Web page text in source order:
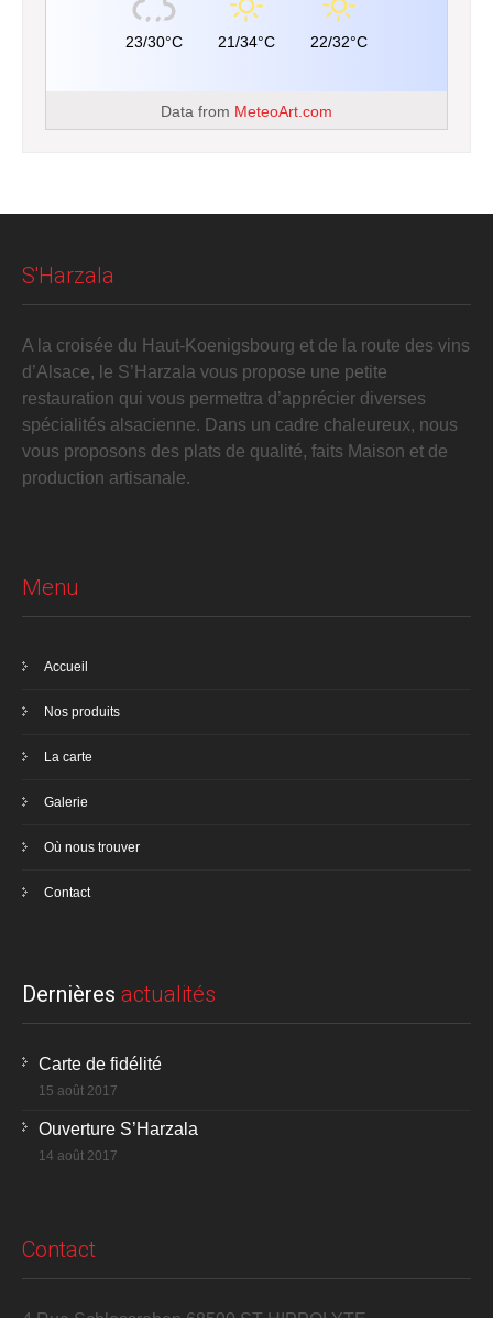
23/30°C 21/34°C 22/32°C
Data from MeteoArt.com
S'Harzala
A la croisée du Haut-Koenigsbourg et de la route des vins
d’Alsace, le S’Harzala vous propose une petite
restauration qui vous permettra d’apprécier diverses
spécialités alsacienne. Dans un cadre chaleureux, nous
vous proposons des plats de qualité, faits Maison et de
production artisanale.
Menu
Accueil
Nos produits
La carte
Galerie
Où nous trouver
Contact
Dernières actualités
Carte de fidélité
15 août 2017
Ouverture S’Harzala
14 août 2017
Contact